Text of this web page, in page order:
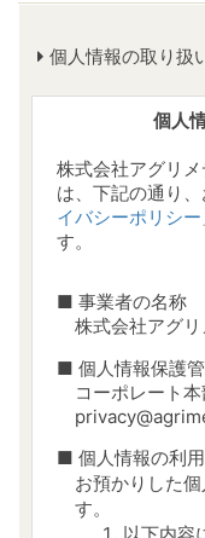
個人情報の取り扱
個人
株式会社アグリメ
は、下記の通り
イバシーポリシー
す。
■ 事業者の名称
株式会社アグ
■ 個人情報保護
コーポレート
■ 個人情報の利
お預かりした
す。